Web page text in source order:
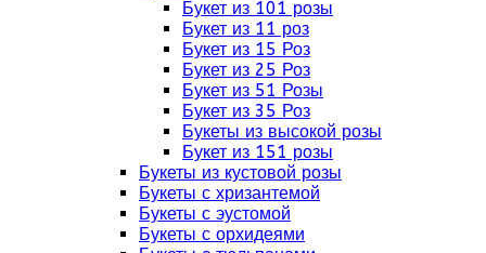
Букет из 101 розы
Букет из 11 роз
Букет из 15 Роз
Букет из 25 Роз
Букет из 51 Розы
Букет из 35 Роз
Букеты из высокой розы
Букет из 151 розы
Букеты из кустовой розы
Букеты с хризантемой
Букеты с эустомой
Букеты с орхидеями